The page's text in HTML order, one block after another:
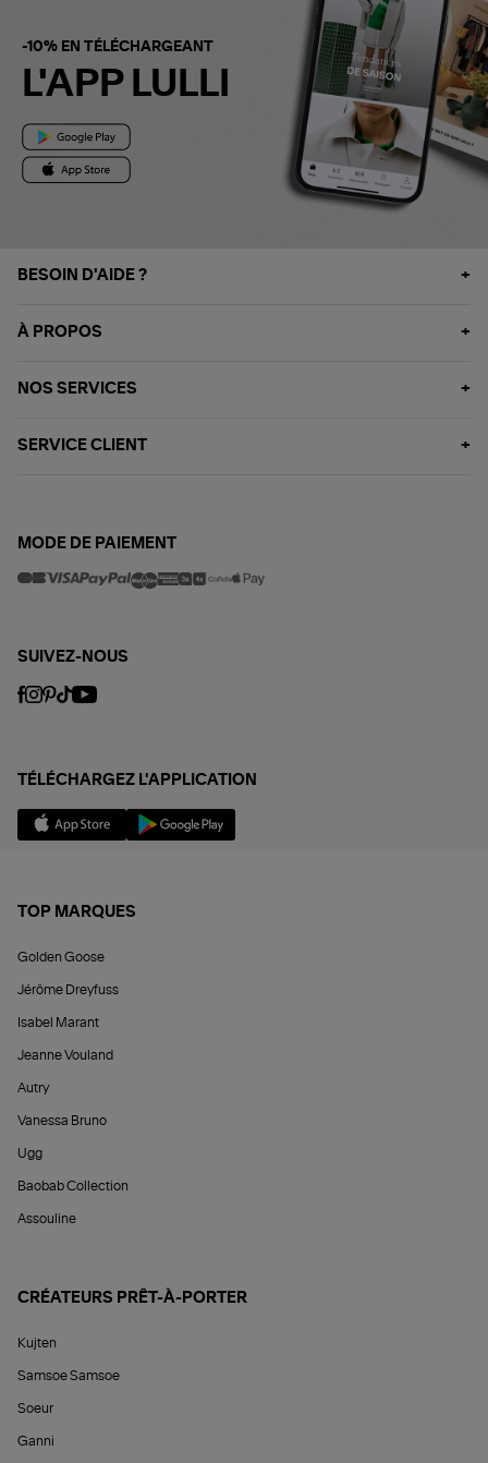
-10% EN TÉLÉCHARGEANT
L'APP LULLI
BESOIN D'AIDE ?
À PROPOS
NOS SERVICES
SERVICE CLIENT
MODE DE PAIEMENT
SUIVEZ-NOUS
TÉLÉCHARGEZ L'APPLICATION
TOP MARQUES
Golden Goose
Jérôme Dreyfuss
Isabel Marant
Jeanne Vouland
Autry
Vanessa Bruno
Ugg
Baobab Collection
Assouline
CRÉATEURS PRÊT-À-PORTER
Kujten
Samsoe Samsoe
Soeur
Ganni